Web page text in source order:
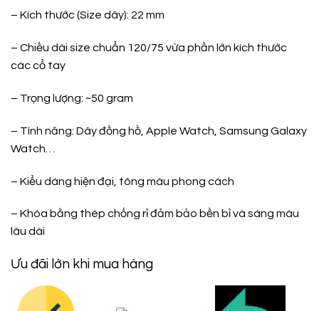
– Kích thước (Size dây): 22 mm
– Chiều dài size chuẩn 120/75 vừa phần lớn kích thước
các cổ tay
– Trọng lượng: ~50 gram
– Tính năng: Dây đồng hồ, Apple Watch, Samsung Galaxy
Watch…
– Kiểu dáng hiện đại, tông màu phong cách
– Khóa bằng thép chống rỉ đảm bảo bền bỉ và sáng màu
lâu dài
Ưu đãi lớn khi mua hàng